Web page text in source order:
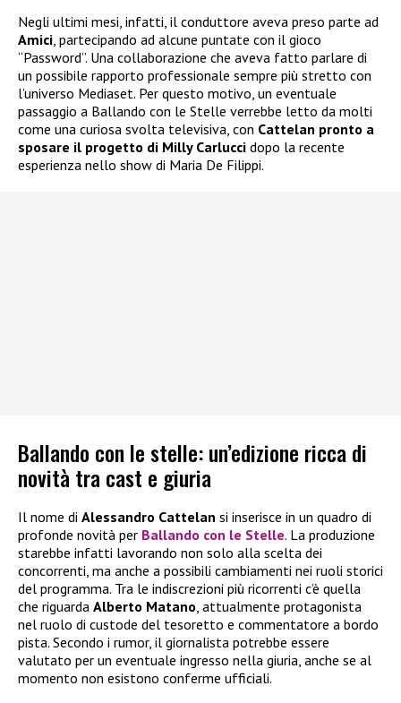
Negli ultimi mesi, infatti, il conduttore aveva preso parte ad
Amici, partecipando ad alcune puntate con il gioco
“Password”. Una collaborazione che aveva fatto parlare di
un possibile rapporto professionale sempre più stretto con
l’universo Mediaset. Per questo motivo, un eventuale
passaggio a Ballando con le Stelle verrebbe letto da molti
come una curiosa svolta televisiva, con Cattelan pronto a
sposare il progetto di Milly Carlucci dopo la recente
esperienza nello show di Maria De Filippi.
Ballando con le stelle: un’edizione ricca di
novità tra cast e giuria
Il nome di Alessandro Cattelan si inserisce in un quadro di
profonde novità per Ballando con le Stelle. La produzione
starebbe infatti lavorando non solo alla scelta dei
concorrenti, ma anche a possibili cambiamenti nei ruoli storici
del programma. Tra le indiscrezioni più ricorrenti c’è quella
che riguarda Alberto Matano , attualmente protagonista
nel ruolo di custode del tesoretto e commentatore a bordo
pista. Secondo i rumor, il giornalista potrebbe essere
valutato per un eventuale ingresso nella giuria, anche se al
momento non esistono conferme ufficiali.